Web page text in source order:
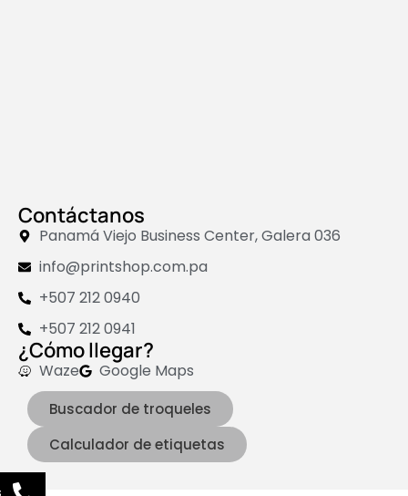
Contáctanos
Panamá Viejo Business Center, Galera 036
info@printshop.com.pa
+507 212 0940
+507 212 0941
¿Cómo llegar?
Waze Google Maps
Buscador de troqueles
Calculador de etiquetas